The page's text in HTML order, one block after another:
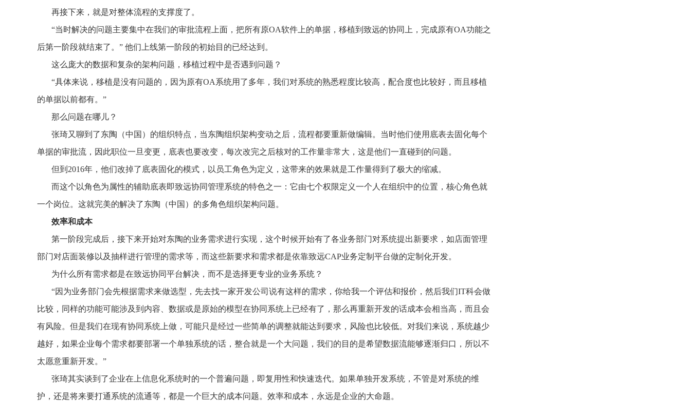
再接下来，就是对整体流程的支撑度了。
“当时解决的问题主要集中在我们的审批流程上面，把所有原OA软件上的单据，移植到致远的协同上，完成原有OA功能之
后第一阶段就结束了。” 他们上线第一阶段的初始目的已经达到。
这么庞大的数据和复杂的架构问题，移植过程中是否遇到问题？
“具体来说，移植是没有问题的，因为原有OA系统用了多年，我们对系统的熟悉程度比较高，配合度也比较好，而且移植
的单据以前都有。”
那么问题在哪儿？
张琦又聊到了东陶（中国）的组织特点，当东陶组织架构变动之后，流程都要重新做编辑。当时他们使用底表去固化每个
单据的审批流，因此职位一旦变更，底表也要改变，每次改完之后核对的工作量非常大，这是他们一直碰到的问题。
但到2016年，他们改掉了底表固化的模式，以员工角色为定义，这带来的效果就是工作量得到了极大的缩减。
而这个以角色为属性的辅助底表即致远协同管理系统的特色之一：它由七个权限定义一个人在组织中的位置，核心角色就
一个岗位。这就完美的解决了东陶（中国）的多角色组织架构问题。
效率和成本
第一阶段完成后，接下来开始对东陶的业务需求进行实现，这个时候开始有了各业务部门对系统提出新要求，如店面管理
部门对店面装修以及抽样进行管理的需求等，而这些新要求和需求都是依靠致远CAP业务定制平台做的定制化开发。
为什么所有需求都是在致远协同平台解决，而不是选择更专业的业务系统？
“因为业务部门会先根据需求来做选型，先去找一家开发公司说有这样的需求，你给我一个评估和报价，然后我们IT科会做
比较，同样的功能可能涉及到内容、数据或是原始的模型在协同系统上已经有了，那么再重新开发的话成本会相当高，而且会
有风险。但是我们在现有协同系统上做，可能只是经过一些简单的调整就能达到要求，风险也比较低。对我们来说，系统越少
越好，如果企业每个需求都要部署一个单独系统的话，整合就是一个大问题，我们的目的是希望数据流能够逐渐归口，所以不
太愿意重新开发。”
张琦其实谈到了企业在上信息化系统时的一个普遍问题，即复用性和快速迭代。如果单独开发系统，不管是对系统的维
护，还是将来要打通系统的流通等，都是一个巨大的成本问题。效率和成本，永远是企业的大命题。